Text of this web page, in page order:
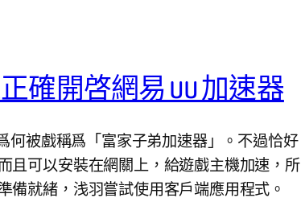
正確開啓網易 UU 加速器
何被戲稱爲「富家子弟加速器」。不過恰好
且可以安裝在網關上，給遊戲主機加速，所
備就緒，浅羽嘗試使用客戶端應用程式。